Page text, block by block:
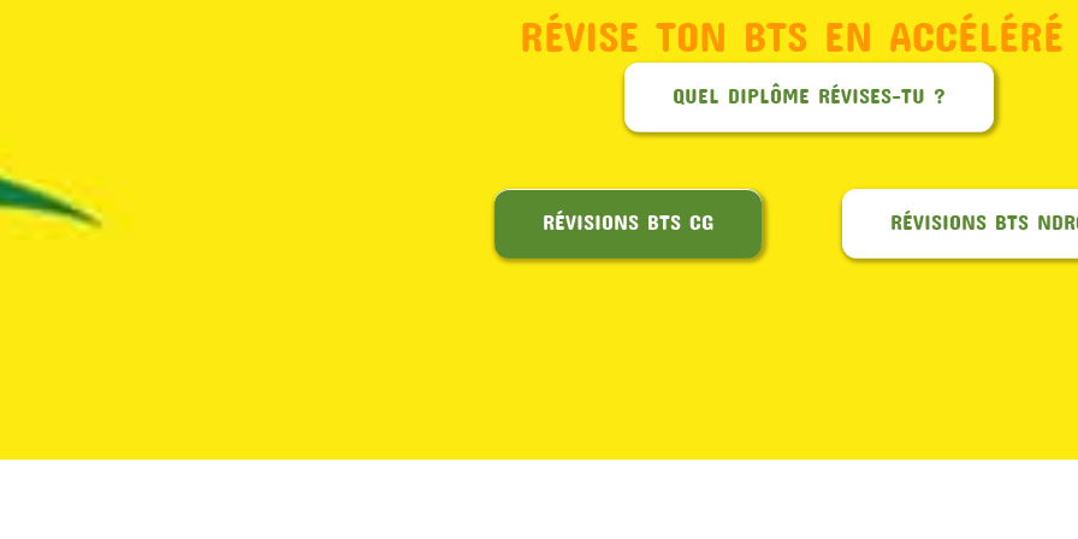
RÉVISE TON BTS EN
QUEL DIPLÔME RÉVISES-TU ?
RÉVISIONS BTS CG RÉVISIONS BTS